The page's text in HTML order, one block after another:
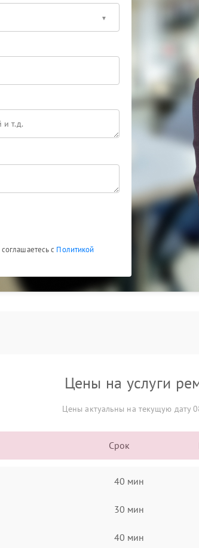
с Политикой
Цены на услуги
Цены актуальны на текущую дату
Срок
40 мин
30 мин
40 мин